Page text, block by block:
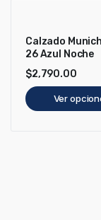
Calzado
26 Azul Noche
$2,790.00
Ver